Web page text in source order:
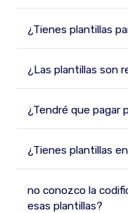
¿Tienes plantillas
¿Las plantillas son
¿Tendré que pagar
¿Tienes plantillas
no conozco la
esas plantillas?